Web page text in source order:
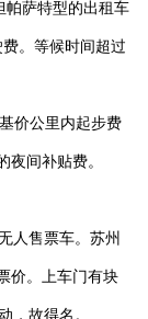
帕萨特型的出租车
。等候时间超过
价公里内起步费
夜间补贴费。
人售票车。苏州
价。上车门有块
，故得名。